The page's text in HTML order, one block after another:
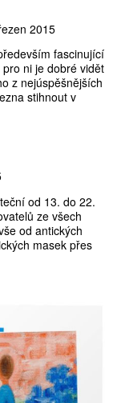
2015
fascinující
ni je dobré vidět
z nejúspěšnějších
stihnout v
od 13. do 22.
ze všech
od antických
masek přes